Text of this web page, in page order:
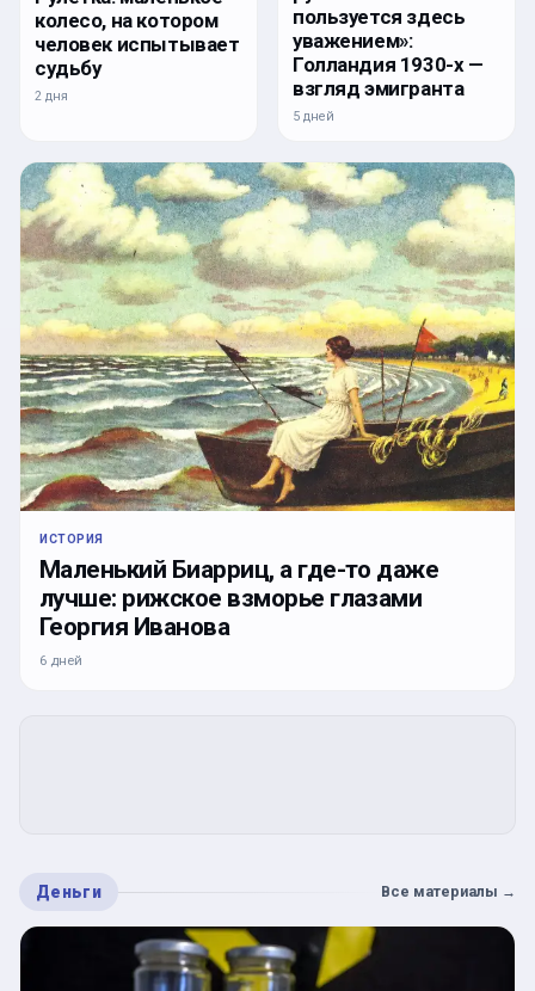
колесо, на котором
человек испытывает
судьбу
2 дня
пользуется здесь
уважением»:
Голландия 1930-х —
взгляд эмигранта
5 дней
ИСТОРИЯ
Маленький Биарриц, а где-то даже
лучше: рижское взморье глазами
Георгия Иванова
6 дней
Деньги Все материалы →